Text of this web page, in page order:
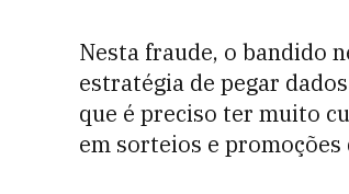
Nesta fraude, o bandido
estratégia de pegar
que é preciso ter muito
em sorteios e